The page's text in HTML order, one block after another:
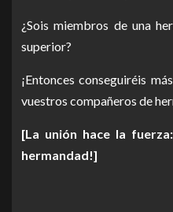
¿Sois miembros de una
superior?
¡Entonces conseguiréis
vuestros compañeros de
[La unión hace la
hermandad!]